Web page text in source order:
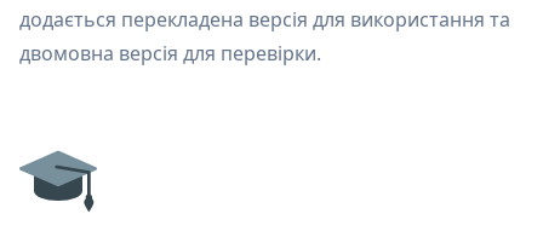
додається перекладена версія для використання та
двомовна версія для перевірки.